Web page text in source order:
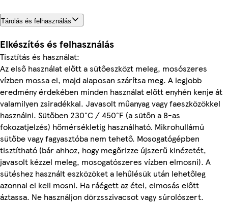
Tárolás és felhasználás
Elkészítés és felhasználás
Tisztítás és használat:
Az első használat előtt a sütőeszközt meleg, mosószeres
vízben mossa el, majd alaposan szárítsa meg. A legjobb
eredmény érdekében minden használat előtt enyhén kenje át
valamilyen zsiradékkal. Javasolt műanyag vagy faeszközökkel
használni. Sütőben 230°C / 450°F (a sütőn a 8-as
fokozatjelzés) hőmérsékletig használható. Mikrohullámú
sütőbe vagy fagyasztóba nem tehető. Mosogatógépben
tisztítható (bár ahhoz, hogy megőrizze újszerű kinézetét,
javasolt kézzel meleg, mosogatószeres vízben elmosni). A
sütéshez használt eszközöket a lehűlésük után lehetőleg
azonnal el kell mosni. Ha ráégett az étel, elmosás előtt
áztassa. Ne használjon dörzsszivacsot vagy súrolószert.